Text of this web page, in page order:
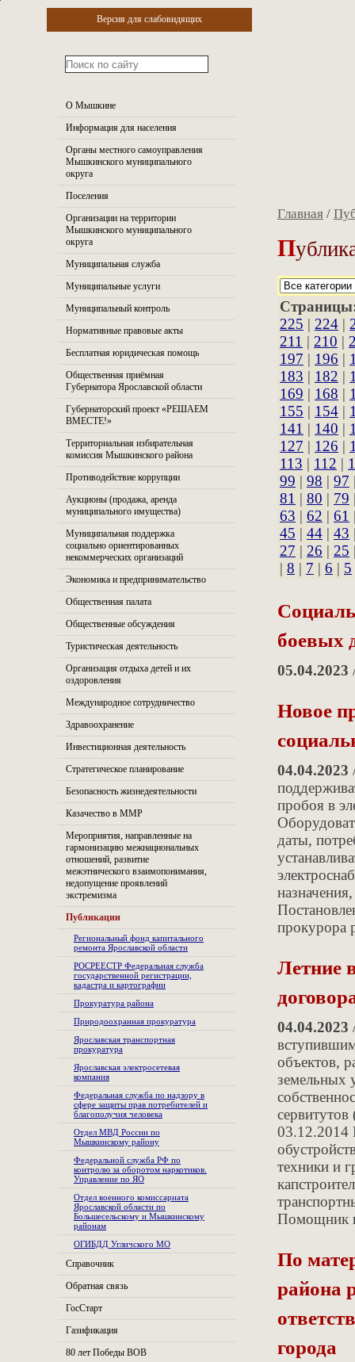
О Мышкине
Информация для населения
Органы местного самоуправления
Мышкинского муниципального
округа
Поселения
Организации на территории
Мышкинского муниципального
округа
Муниципальная служба
Муниципальные услуги
Муниципальный контроль
Нормативные правовые акты
Бесплатная юридическая помощь
Общественная приёмная
Губернатора Ярославской области
Губернаторский проект «РЕШАЕМ
ВМЕСТЕ!»
Территориальная избирательная
комиссия Мышкинского района
Противодействие коррупции
Аукционы (продажа, аренда
муниципального имущества)
Муниципальная поддержка
социально ориентированных
некоммерческих организаций
Экономика и предпринимательство
Общественная палата
Общественные обсуждения
Туристическая деятельность
Организация отдыха детей и их
оздоровления
Международное сотрудничество
Здравоохранение
Инвестиционная деятельность
Стратегическое планирование
Безопасность жизнедеятельности
Казачество в ММР
Мероприятия, направленные на
гармонизацию межнациональных
отношений, развитие
межэтнического взаимопонимания,
недопущение проявлений
экстремизма
Публикации
Региональный фонд капитального
ремонта Ярославской области
РОСРЕЕСТР Федеральная служба
государственной регистрации,
кадастра и картографии
Прокуратура района
Природоохранная прокуратура
Ярославская транспортная
прокуратура
Ярославская электросетевая
компания
Федеральная служба по надзору в
сфере защиты прав потребителей и
благополучия человека
Отдел МВД России по
Мышкинскому району
Федеральной служба РФ по
контролю за оборотом наркотиков.
Управление по ЯО
Отдел военного комиссариата
Ярославской области по
Большесельскому и Мышкинскому
районам
ОГИБДД Угличского МО
Справочник
Обратная связь
ГосСтарт
Газификация
80 лет Победы ВОВ
Главная /
П
225 | 224 |
211 | 210 |
197 | 196 |
183 | 182 |
169 | 168 |
155 | 154 |
141 | 140 |
127 | 126 |
113 | 112 |
99 | 98 | 97
81 | 80 | 79
63 | 62 | 61
45 | 44 | 43
27 | 26 | 25
| 8 | 7 | 6 | 5
боевых
05.04.2023
Новое
04.04.2023
пробоя в
даты,
прокурора
Летние
04.04.2023
объектов,
земельных
03.12.2014
техники и
Помощник
По
района
города
Версия для слабовидящих